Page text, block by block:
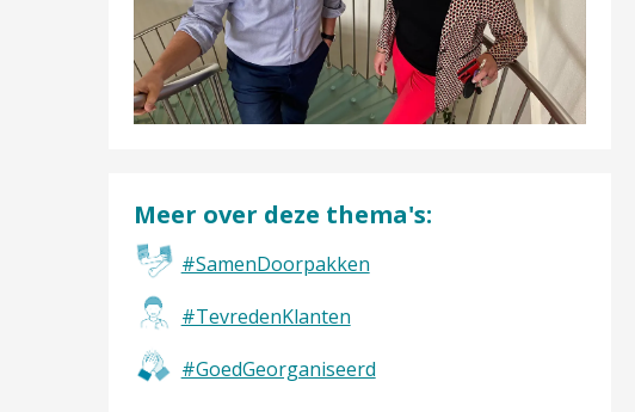
Meer over deze thema's:
#SamenDoorpakken
#TevredenKlanten
#GoedGeorganiseerd